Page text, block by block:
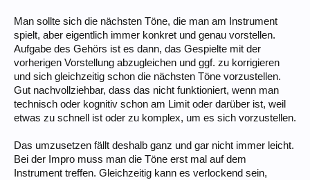
Man sollte sich die nächsten Töne, die man am Instrument
spielt, aber eigentlich immer konkret und genau vorstellen.
Aufgabe des Gehörs ist es dann, das Gespielte mit der
vorherigen Vorstellung abzugleichen und ggf. zu korrigieren
und sich gleichzeitig schon die nächsten Töne vorzustellen.
Gut nachvollziehbar, dass das nicht funktioniert, wenn man
technisch oder kognitiv schon am Limit oder darüber ist, weil
etwas zu schnell ist oder zu komplex, um es sich vorzustellen.
Das umzusetzen fällt deshalb ganz und gar nicht immer leicht.
Bei der Impro muss man die Töne erst mal auf dem
Instrument treffen. Gleichzeitig kann es verlockend sein,